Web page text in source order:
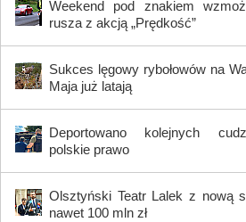
Weekend pod znakiem
rusza z akcją „Prędkość”
Sukces lęgowy rybołowów na
Maja już latają
Deportowano kolejnych
polskie prawo
Olsztyński Teatr Lalek z nową
nawet 100 mln zł